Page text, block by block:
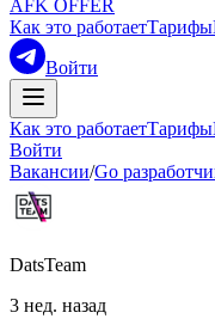
AFK OFFER
Как это работаетТарифы
Войти
Как это работаетТарифы
Войти
Вакансии/Go
DatsTeam
3 нед. назад